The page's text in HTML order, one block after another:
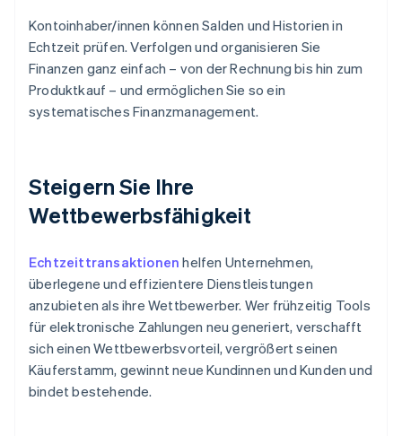
Kontoinhaber/innen können Salden und Historien in
Echtzeit prüfen. Verfolgen und organisieren Sie
Finanzen ganz einfach – von der Rechnung bis hin zum
Produktkauf – und ermöglichen Sie so ein
systematisches Finanzmanagement.
Steigern Sie Ihre
Wettbewerbsfähigkeit
Echtzeittransaktionen helfen Unternehmen,
überlegene und effizientere Dienstleistungen
anzubieten als ihre Wettbewerber. Wer frühzeitig Tools
für elektronische Zahlungen neu generiert, verschafft
sich einen Wettbewerbsvorteil, vergrößert seinen
Käuferstamm, gewinnt neue Kundinnen und Kunden und
bindet bestehende.